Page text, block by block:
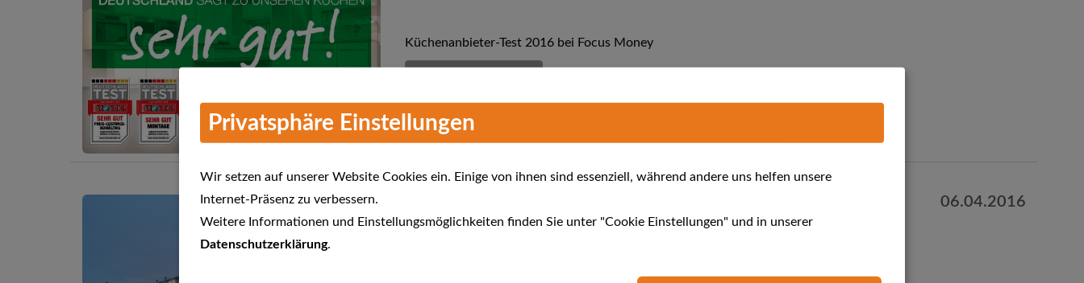
Küchenanbieter-Test 2016 bei Focus Money
06.04.2016
Privatsphäre Einstellungen
Wir setzen auf unserer Website Cookies ein. Einige von ihnen sind essenziell, während andere uns helfen unsere
Internet-Präsenz zu verbessern.
Weitere Informationen und Einstellungsmöglichkeiten finden Sie unter "Cookie Einstellungen" und in unserer
Datenschutzerklärung.